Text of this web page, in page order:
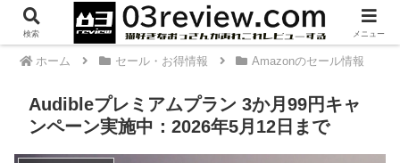
PR
ホーム セール・お得情報 Amazonのセール情報
Audibleプレミアムプラン 3か月99円キャ
ンペーン実施中：2026年5月12日まで
検索 メニュー